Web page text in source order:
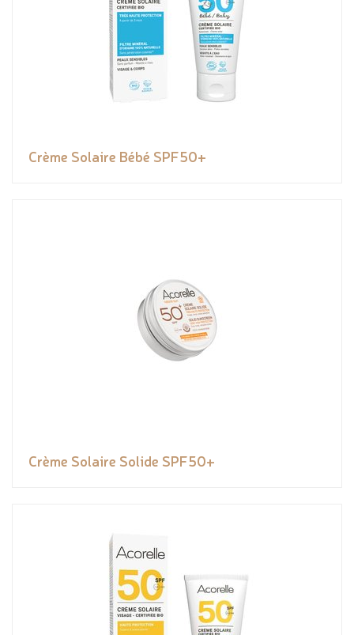
Crème Solaire Bébé SPF50+
Crème Solaire Solide SPF50+